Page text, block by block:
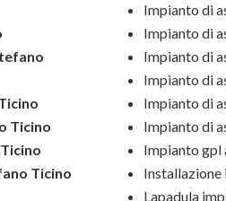
Ticino
Ticino
Impianto di
Impianto di
Impianto di
Impianto di
Impianto di
Impianto di
Impianto gpl
Installazione
Lapadula